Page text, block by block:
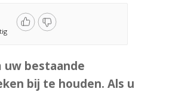
uw bestaande
bij te houden. Als u